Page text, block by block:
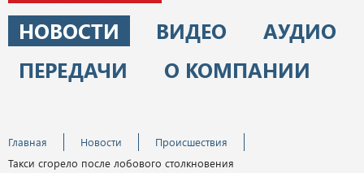
НОВОСТИ ВИДЕО
АУДИО
ПЕРЕДАЧИ
О КОМПАНИИ
Главная Новости
Происшествия
Такси сгорело после лобового столкновения